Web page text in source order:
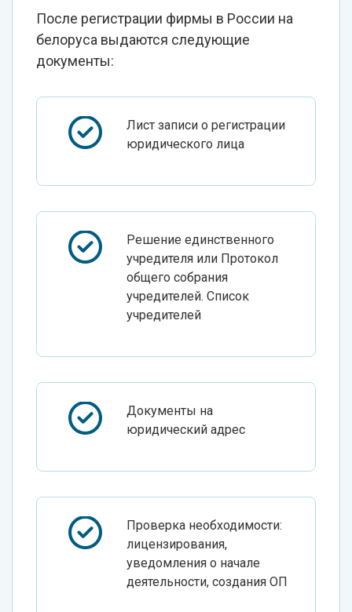
После регистрации фирмы в России на
белоруса выдаются следующие
документы:
Лист записи о регистрации
юридического лица
Решение единственного
учредителя или Протокол
общего собрания
учредителей. Список
учредителей
Документы на
юридический адрес
Проверка необходимости:
лицензирования,
уведомления о начале
деятельности, создания ОП